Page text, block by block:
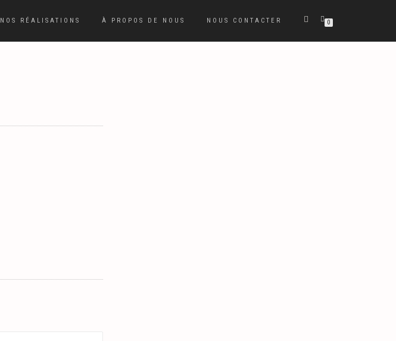
NOS RÉALISATIONS À PROPOS DE NOUS NOUS CONTACTER 0